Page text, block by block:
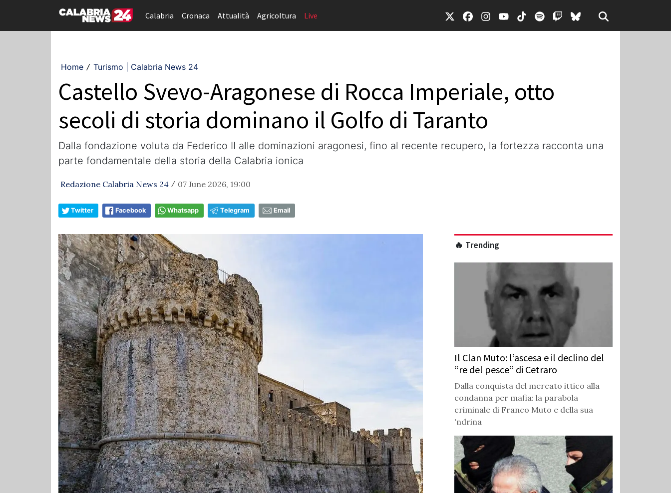
Calabria Cronaca Attualità Agricoltura Live
Home / Turismo | Calabria News 24
Castello Svevo-Aragonese di Rocca Imperiale, otto
secoli di storia dominano il Golfo di Taranto
Dalla fondazione voluta da Federico II alle dominazioni aragonesi, fino al recente recupero, la fortezza racconta una
parte fondamentale della storia della Calabria ionica
Redazione Calabria News 24 / 07 June 2026, 19:00
Twitter Facebook Whatsapp Telegram Email
🔥 Trending
Il Clan Muto: l’ascesa e il declino del
“re del pesce” di Cetraro
Dalla conquista del mercato ittico alla
condanna per mafia: la parabola
criminale di Franco Muto e della sua
'ndrina